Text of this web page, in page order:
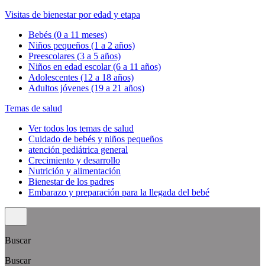
Visitas de bienestar por edad y etapa
Bebés (0 a 11 meses)
Niños pequeños (1 a 2 años)
Preescolares (3 a 5 años)
Niños en edad escolar (6 a 11 años)
Adolescentes (12 a 18 años)
Adultos jóvenes (19 a 21 años)
Temas de salud
Ver todos los temas de salud
Cuidado de bebés y niños pequeños
atención pediátrica general
Crecimiento y desarrollo
Nutrición y alimentación
Bienestar de los padres
Embarazo y preparación para la llegada del bebé
Buscar
Buscar